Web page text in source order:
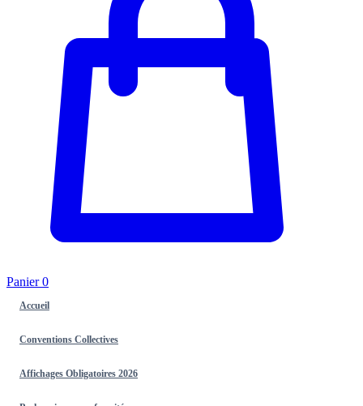
Panier0
Accueil
Conventions Collectives
Affichages Obligatoires 2026